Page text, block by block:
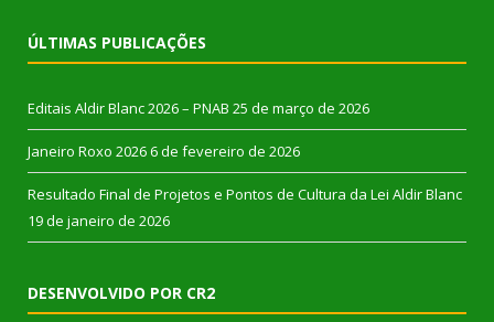
ÚLTIMAS PUBLICAÇÕES
Editais Aldir Blanc 2026 – PNAB 25 de março de 2026
Janeiro Roxo 2026 6 de fevereiro de 2026
Resultado Final de Projetos e Pontos de Cultura da Lei Aldir Blanc
19 de janeiro de 2026
DESENVOLVIDO POR CR2